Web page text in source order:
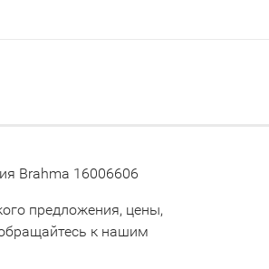
Brahma 16006606
предложения, цены,
к нашим